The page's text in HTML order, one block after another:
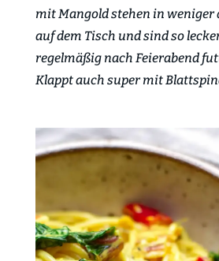
mit Mangold stehen in weniger
auf dem Tisch und sind so
regelmäßig nach Feierabend
Klappt auch super mit